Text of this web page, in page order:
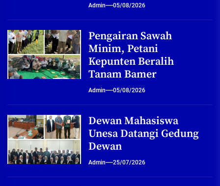
Admin 05/08/2026
Pengairan Sawah
Minim, Petani
Kepunten Beralih
Tanam Bamer
Admin 05/08/2026
Dewan Mahasiswa
Unesa Datangi Gedung
Dewan
Admin 25/07/2026